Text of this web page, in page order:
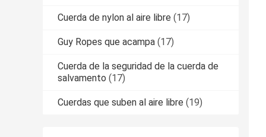
Cuerda de nylon al aire libre (17)
Guy Ropes que acampa (17)
Cuerda de la seguridad de la cuerda de
salvamento (17)
Cuerdas que suben al aire libre (19)